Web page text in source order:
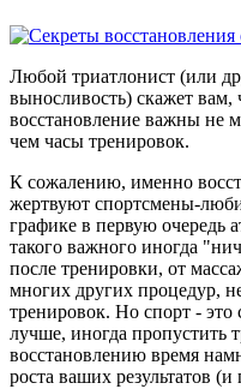
Любой триатлонист (или
выносливость) скажет вам,
восстановление важны не
чем часы тренировок.
К сожалению, именно
жертвуют спортсмены-
графике в первую очередь
такого важного иногда
после тренировки, от
многих других процедур,
тренировок. Но спорт - это
лучше, иногда пропустить
восстановлению время
роста ваших результатов (и